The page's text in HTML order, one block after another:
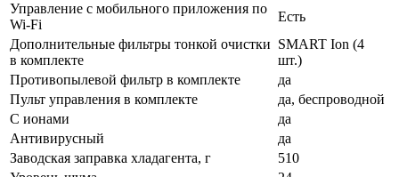
Управление c мобильного приложения по
Wi-Fi
Есть
Дополнительные фильтры тонкой очистки
в комплекте
SMART Ion (4
шт.)
Противопылевой фильтр в комплекте
да
Пульт управления в комплекте
да, беспроводной
С ионами
да
Антивирусный
да
Заводская заправка хладагента, г
510